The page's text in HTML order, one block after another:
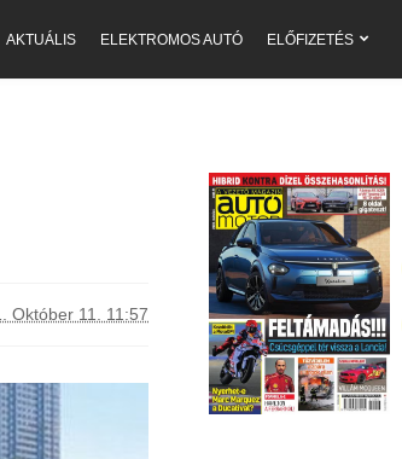
AKTUÁLIS ELEKTROMOS AUTÓ ELŐFIZETÉS
Október 11. 11:57